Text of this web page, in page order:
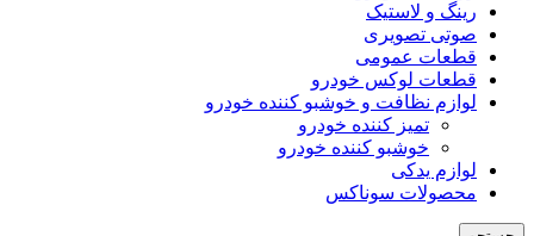
رینگ و لاستیک
صوتی تصویری
قطعات عمومی
قطعات لوکس خودرو
لوازم نظافت و خوشبو کننده خودرو
تمیز کننده خودرو
خوشبو کننده خودرو
لوازم یدکی
محصولات سوناکس